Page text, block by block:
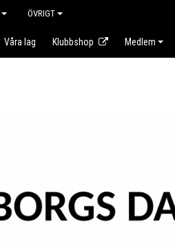
ÖVRIGT
Våra lag Klubbshop Medlem